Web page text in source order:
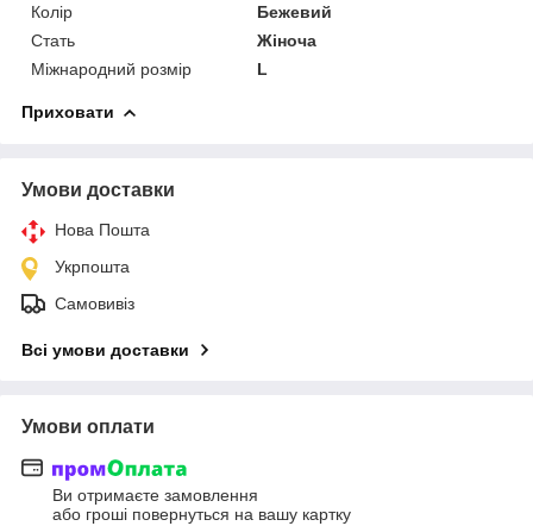
Колір
Бежевий
Стать
Жіноча
Міжнародний розмір
L
Приховати
Умови доставки
Нова Пошта
Укрпошта
Самовивіз
Всі умови доставки
Умови оплати
Ви отримаєте замовлення
або гроші повернуться на вашу картку